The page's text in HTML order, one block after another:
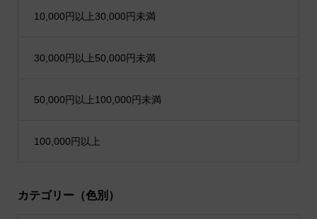
10,000円以上30,000円未満
30,000円以上50,000円未満
50,000円以上100,000円未満
100,000円以上
カテゴリー（色別）